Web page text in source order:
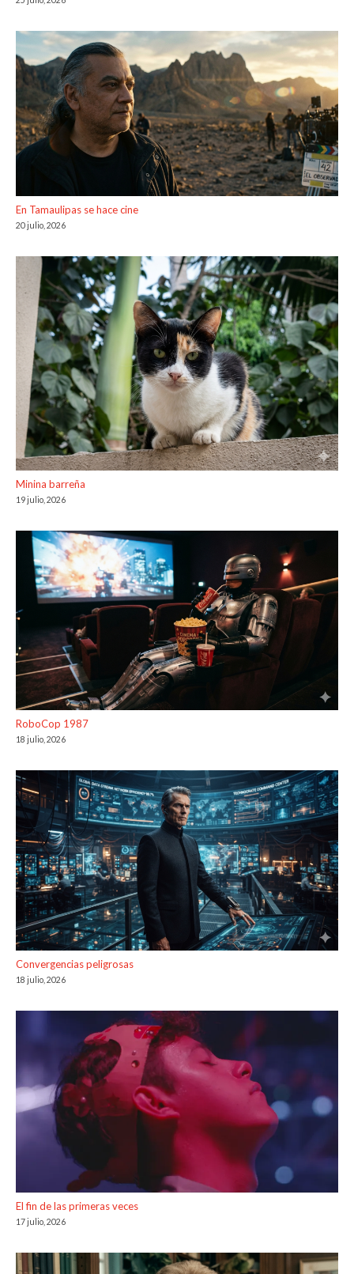
En Tamaulipas se hace cine
20 julio, 2026
Minina barreña
19 julio, 2026
RoboCop 1987
18 julio, 2026
Convergencias peligrosas
18 julio, 2026
El fin de las primeras veces
17 julio, 2026